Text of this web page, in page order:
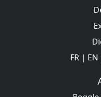
FR | EN